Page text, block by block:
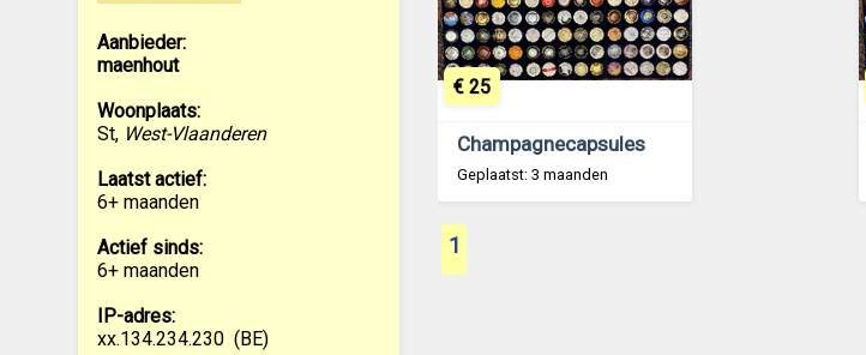
Aanbieder:
maenhout
Woonplaats:
St, West-Vlaanderen
Laatst actief:
6+ maanden
Actief sinds:
6+ maanden
IP-adres:
xx.134.234.230 (BE)
Champagnecapsules
Geplaatst: 3 maanden
€ 25
1